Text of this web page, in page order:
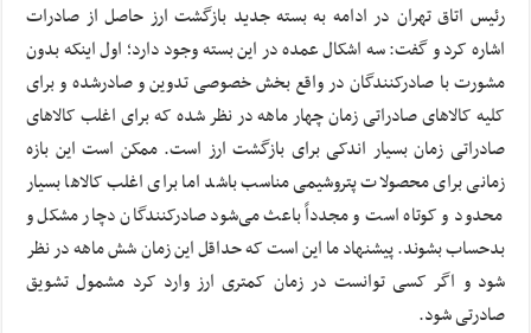
رئیس اتاق تهران در ادامه به بسته جدید بازگشت ارز حاصل از صادرات
اشاره کرد و گفت: سه اشکال عمده در این بسته وجود دارد؛ اول اینکه بدون
مشورت با صادرکنندگان در واقع بخش خصوصی تدوین و صادرشده و برای
کلیه کالاهای صادراتی زمان چهار ماهه در نظر شده که برای اغلب کالاهای
صادراتی زمان بسیار اندکی برای بازگشت ارز است. ممکن است این بازه
زمانی برای محصولات پتروشیمی مناسب باشد اما برای اغلب کالاها بسیار
محدود و کوتاه است و مجدداً باعث می‌شود صادرکنندگان دچار مشکل و
بدحساب بشوند. پیشنهاد ما این است که حداقل این زمان شش ماهه در نظر
شود و اگر کسی توانست در زمان کمتری ارز وارد کرد مشمول تشویق
صادرتی شود.